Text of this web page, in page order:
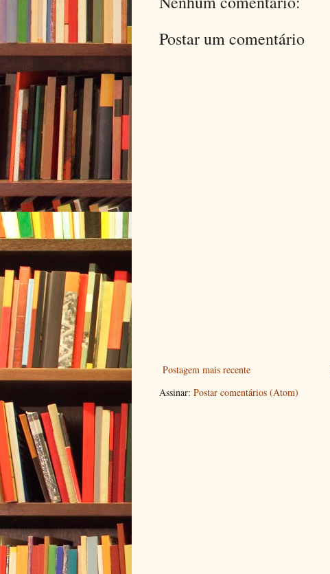
Postar um comentário
Postagem mais recente
Assinar: Postar comentários (Atom)